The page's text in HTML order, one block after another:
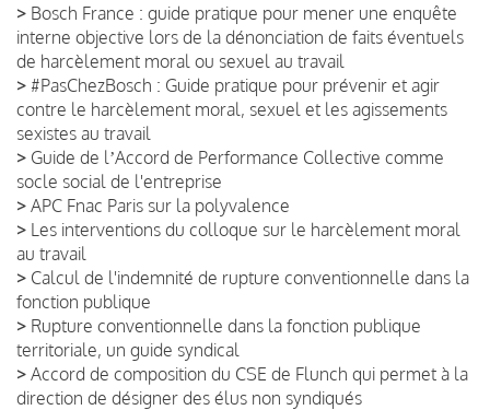
> Bosch France : guide pratique pour mener une enquête
interne objective lors de la dénonciation de faits éventuels
de harcèlement moral ou sexuel au travail
> #PasChezBosch : Guide pratique pour prévenir et agir
contre le harcèlement moral, sexuel et les agissements
sexistes au travail
> Guide de lʼAccord de Performance Collective comme
socle social de l'entreprise
> APC Fnac Paris sur la polyvalence
> Les interventions du colloque sur le harcèlement moral
au travail
> Calcul de l'indemnité de rupture conventionnelle dans la
fonction publique
> Rupture conventionnelle dans la fonction publique
territoriale, un guide syndical
> Accord de composition du CSE de Flunch qui permet à la
direction de désigner des élus non syndiqués